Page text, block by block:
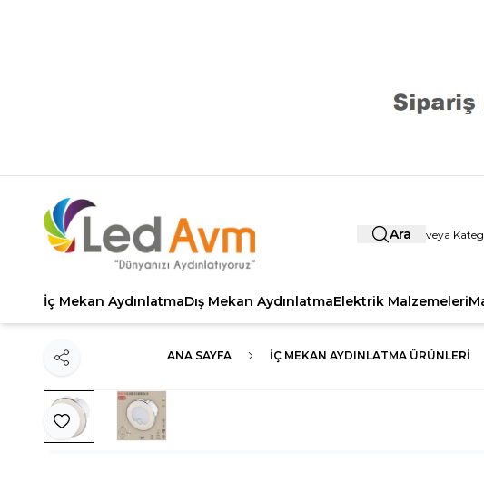
Ara
İç Mekan AydınlatmaDış Mekan AydınlatmaElektrik Malzemeleri
ANA SAYFA İÇ MEKAN AYDINLATMA ÜRÜNLERI
Favoriye Ekle
Paylaş